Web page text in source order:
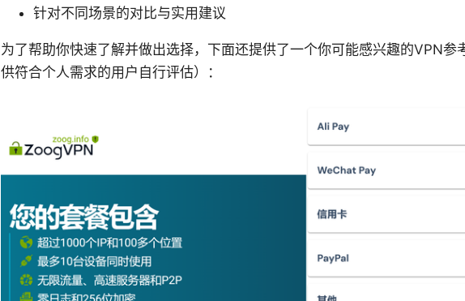
针对不同场景的对比与实用建议
为了帮助你快速了解并做出选择，下面还提供了一个你可能感兴趣的VPN参
供符合个人需求的用户自行评估）：